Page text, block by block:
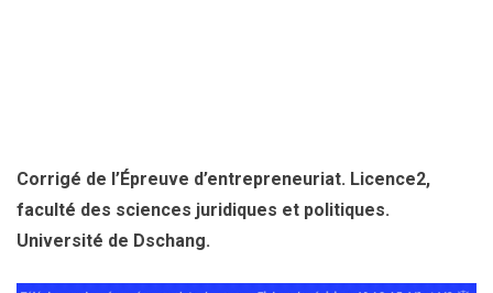
Corrigé de l’Épreuve d’entrepreneuriat. Licence2,
faculté des sciences juridiques et politiques.
Université de Dschang.